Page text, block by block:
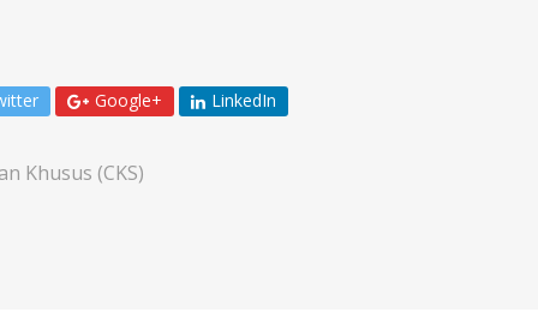
Google+ LinkedIn
Khusus (CKS)